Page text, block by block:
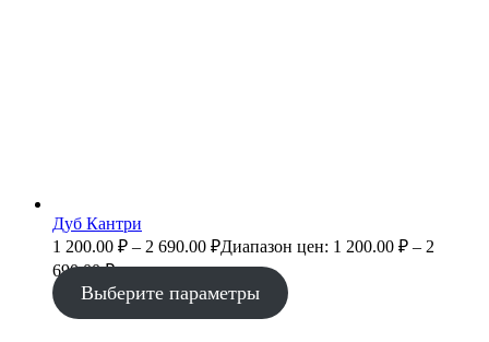
Дуб Кантри
1 200.00 ₽ – 2 690.00 ₽Диапазон цен: 1 200.00 ₽ – 2
690.00 ₽
Выберите параметры